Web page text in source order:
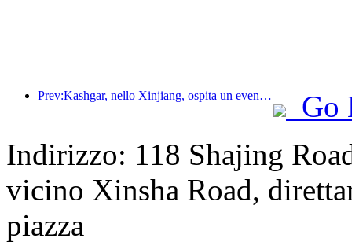
Prev:Kashgar, nello Xinjiang, ospita un evento di promozione turistica per favorire lo scambio interetnico.
Go
Indirizzo: 118 Shajing
vicino Xinsha Road,
piazza